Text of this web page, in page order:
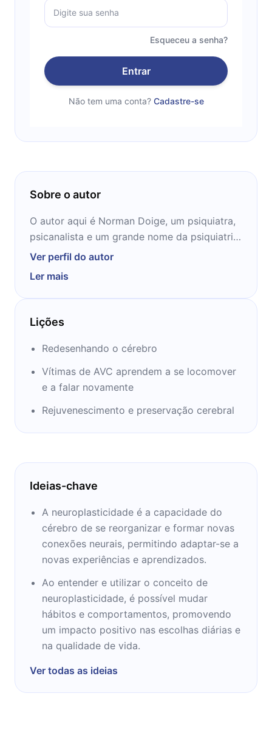
Esqueceu a senha?
Entrar
Não tem uma conta? Cadastre-se
Sobre o autor
O autor aqui é Norman Doige, um psiquiatra,
psicanalista e um grande nome da psiquiatria
mundial e seus respectivos estudos.
desenvolvimentos da neurociência, ele se
tornou um dos ícones da área. Conheça mais
do que este mestre tem a te ensinar nos
próximos 12 minutos.
Ver perfil do autor
Ler mais
Lições
Redesenhando o cérebro
Vítimas de AVC aprendem a se locomover
e a falar novamente
Rejuvenescimento e preservação cerebral
Ideias-chave
A neuroplasticidade é a capacidade do
cérebro de se reorganizar e formar novas
conexões neurais, permitindo adaptar-se a
novas experiências e aprendizados.
Ao entender e utilizar o conceito de
neuroplasticidade, é possível mudar
hábitos e comportamentos, promovendo
um impacto positivo nas escolhas diárias e
na qualidade de vida.
Ver todas as ideias